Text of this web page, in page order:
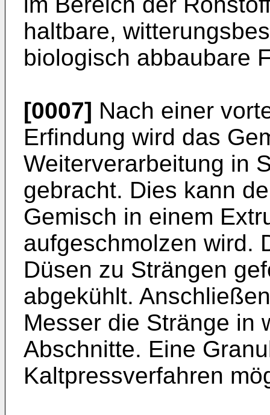
haltbare,
biologisch abbaubare
[0007] Nach einer
Erfindung wird das
Weiterverarbeitung in
gebracht. Dies kann
Gemisch in einem
aufgeschmolzen wird.
Düsen zu Strängen
abgekühlt.
Messer die Stränge in
Abschnitte. Eine
Kaltpressverfahren